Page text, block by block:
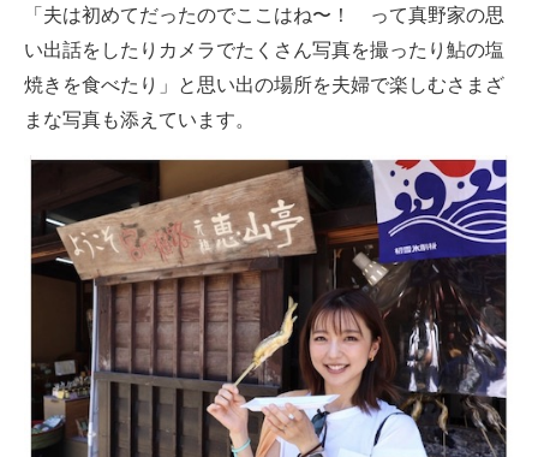
建設×テクノロジーの最前線
「夫は初めてだったのでここはね〜！ って真野家の思
い出話をしたりカメラでたくさん写真を撮ったり鮎の塩
焼きを食べたり」と思い出の場所を夫婦で楽しむさまざ
まな写真も添えています。